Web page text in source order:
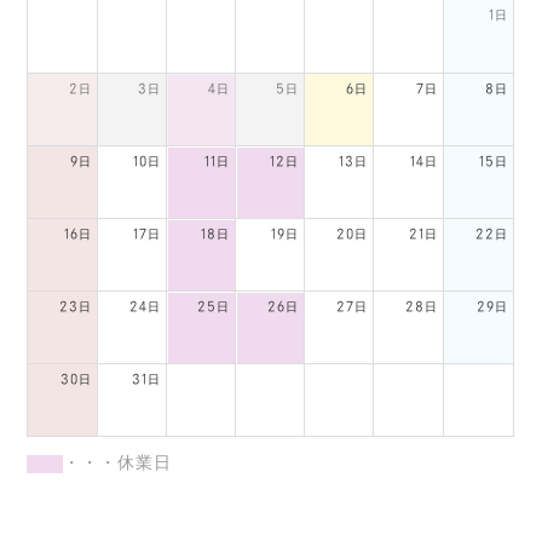
1日
2日 3日 4日 5日 6日 7日 8日
9日 10日 11日 12日 13日 14日 15日
16日 17日 18日 19日 20日 21日 22日
23日 24日 25日 26日 27日 28日 29日
30日 31日
・・・休業日